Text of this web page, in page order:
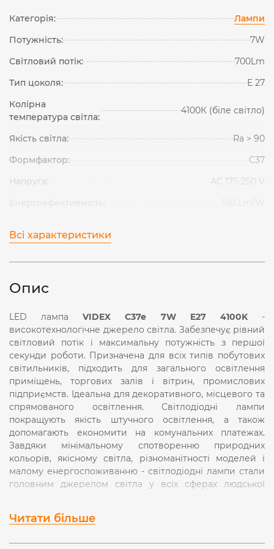
Категорія:
Лампи
Потужність:
7W
Світловий потік:
700Lm
Тип цоколя:
Е 27
Колірна
температура світла:
4100К (біле світло)
Якість світла:
Ra > 90
Формфактор:
С37
Напруга:
AC 175-250 V
Всі характеристики
Опис
LED лампаVIDEX C37e 7W E27 4100K-
високотехнологічне джерело світла. Забезпечує рівний
світловий потік і максимальну потужність з першої
секунди роботи. Призначена для всіх типів побутових
світильників, підходить для загального освітлення
приміщень, торгових залів і вітрин, промислових
підприємств. Ідеальна для декоративного, місцевого та
спрямованого освітлення. Світлодіодні лампи
покращують якість штучного освітлення, а також
допомагають економити на комунальних платежах.
Завдяки мінімальному спотворенню природних
кольорів, якісному світла, різноманітності моделей і
малому енергоспоживанню - світлодіодні лампи стали
головним джерелом світла у всіх сферах людської
Особливості
- Захист від стрибків напруги в діапазоні
Читати більше